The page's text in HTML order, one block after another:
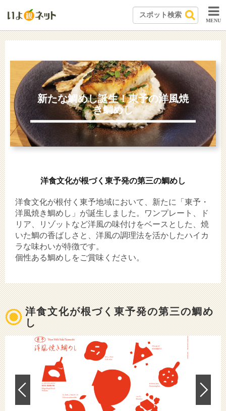
MENU
新たな鯛めし誕生！東予の洋風焼
き鯛めし
洋食文化が根づく東予発の第三の鯛めし
洋食文化が根付く東予地域において、新たに「東予・
洋風焼き鯛めし」が誕生しました。ワンプレート、ド
リア、リゾットなど洋風の味付けをベースとした、焼
いた鯛の香ばしさと、洋風の調理法を活かしたハイカ
ラな味わいが特徴です。
個性ある鯛めしをご賞味ください。
洋食文化が根づく東予発の第三の鯛め
し